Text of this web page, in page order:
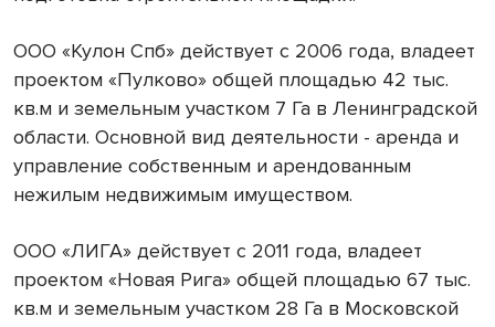
ООО «Кулон Спб» действует с 2006 года, владеет
проектом «Пулково» общей площадью 42 тыс.
кв.м и земельным участком 7 Га в Ленинградской
области. Основной вид деятельности - аренда и
управление собственным и арендованным
нежилым недвижимым имуществом.
ООО «ЛИГА» действует с 2011 года, владеет
проектом «Новая Рига» общей площадью 67 тыс.
кв.м и земельным участком 28 Га в Московской